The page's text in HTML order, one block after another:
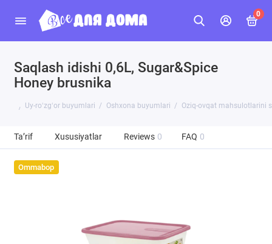
0
Saqlash idishi 0,6L, Sugar&Spice
Honey brusnika
Uy-roʻzgʻor buyumlari Oshxona buyumlari Oziq-ovqat mahsulotlarini
Ta’rif Xususiyatlar Reviews 0 FAQ 0
Ommabop